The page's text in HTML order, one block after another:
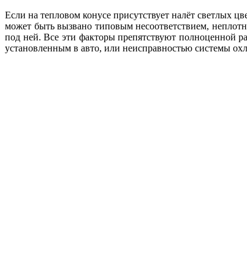
Если на тепловом конусе присутствует налёт светлых
может быть вызвано типовым несоответствием,
под ней. Все эти факторы препятствуют полноценной
установленным в авто, или неисправностью системы